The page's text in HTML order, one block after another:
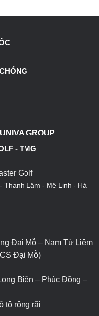
GROUP
- TMG
Golf
Thanh Lâm - Mê Linh - Hà
Đại Mỗ – Nam Từ Liêm
Đại Mỗ)
Biên – Phúc Đồng –
tô rộng rãi